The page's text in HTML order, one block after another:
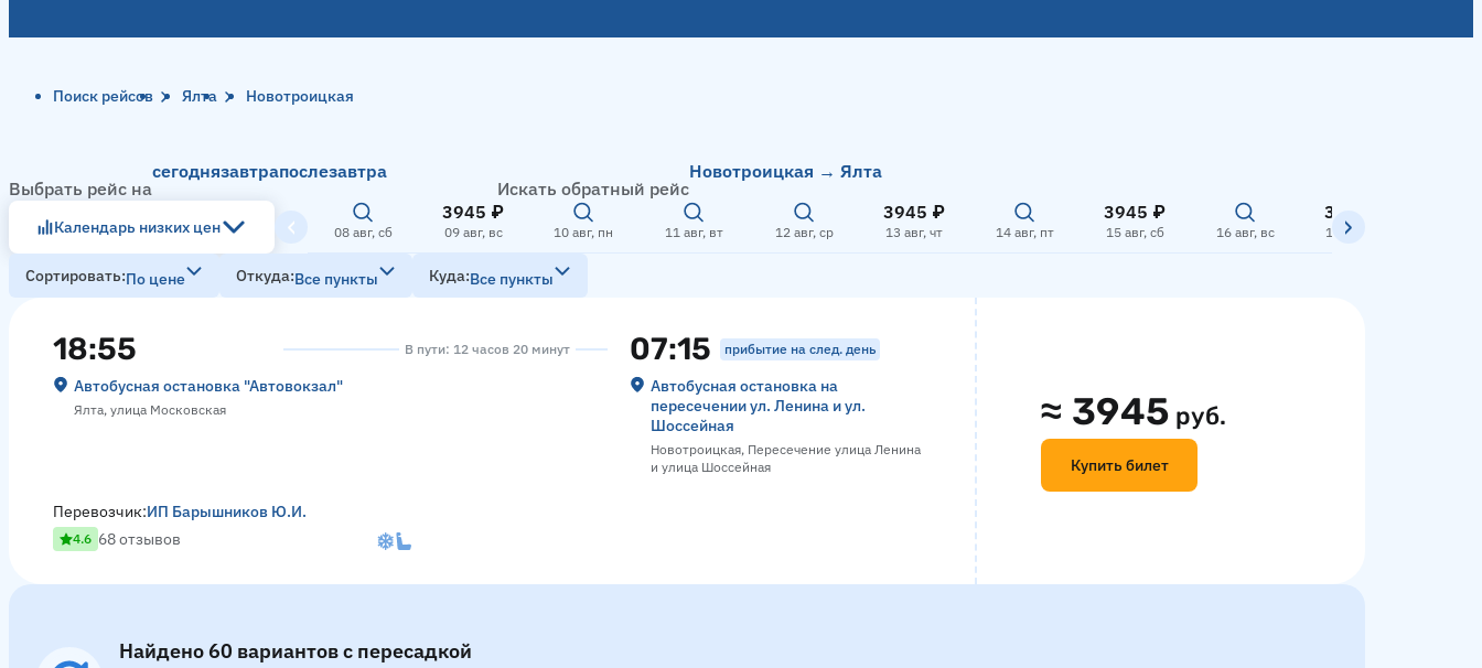
Поиск рейсов Ялта Новотроицкая
Выбрать рейс на
сегоднязавтрапослезавтра
Искать обратный рейс
Новотроицкая → Ялта
Календарь низких цен 08 авг, сб
3945 ₽
09 авг, вс 10 авг, пн 11 авг, вт 12 авг, ср
3945 ₽
13 авг, чт 14 авг, пт
3945 ₽
15 авг, сб 16 авг, вс
3945 ₽
17 авг, пн
Сортировать По цене Откуда Все пункты Куда Все пункты
18:55
Автобусная остановка "Автовокзал"
Ялта, улица Московская
В пути: 12 часов 20 минут 07:15 прибытие на след. день
Автобусная остановка на
пересечении ул. Ленина и ул.
Шоссейная
Новотроицкая, Пересечение улица Ленина
и улица Шоссейная
≈ 3945 руб.
Купить билет
Перевозчик:ИП Барышников Ю.И.
4.6 68 отзывов
Найдено 60 вариантов с пересадкой